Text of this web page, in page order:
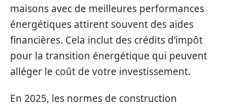
maisons avec de meilleures performances
énergétiques attirent souvent des aides
financières. Cela inclut des crédits d’impôt
pour la transition énergétique qui peuvent
alléger le coût de votre investissement.
En 2025, les normes de construction